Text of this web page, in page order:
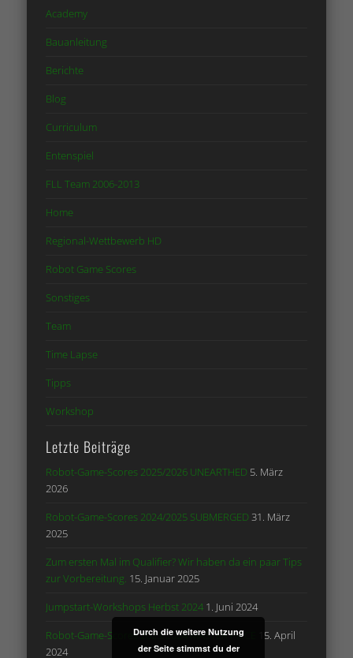
Academy
Bauanleitung
Berichte
Blog
Curriculum
Entenspiel
FLL Team 2006-2013
Home
Regional-Wettbewerb HD
Robot Game Scores
Sonstiges
Team
Time Lapse
Tipps
Workshop
Letzte Beiträge
Robot-Game-Scores 2025/2026 UNEARTHED 5. März
2026
Robot-Game-Scores 2024/2025 SUBMERGED31. März
2025
Zum ersten Mal im Qualifier? Wir haben da ein paar Tips
zur Vorbereitung. 15. Januar 2025
Jumpstart-Workshops Herbst 2024 1. Juni 2024
Robot-Game-Scores 2023/2024 MASTER PIECE
15. April
2024
Durch die weitere Nutzung
der Seite stimmst du der